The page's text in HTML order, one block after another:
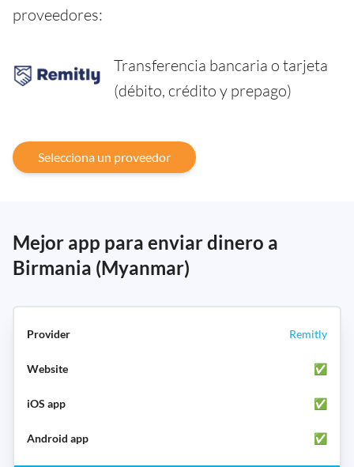
proveedores:
Transferencia bancaria o tarjeta
(débito, crédito y prepago)
Selecciona un proveedor
Mejor app para enviar dinero a
Birmania (Myanmar)
Remitly
✅
✅
✅